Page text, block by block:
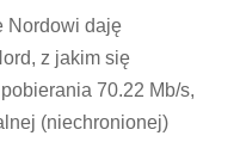
Nordowi daję
z jakim się
70.22 Mb/s,
(niechronionej)